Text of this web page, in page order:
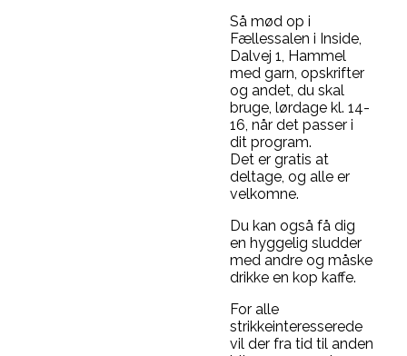
Så mød op i
Fællessalen i Inside,
Dalvej 1, Hammel
med garn, opskrifter
og andet, du skal
bruge, lørdage kl. 14-
16, når det passer i
dit program.
Det er gratis at
deltage, og alle er
velkomne.
Du kan også få dig
en hyggelig sludder
med andre og måske
drikke en kop kaffe.
For alle
strikkeinteresserede
vil der fra tid til anden